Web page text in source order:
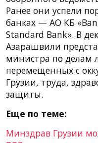
Ранее они успели
банках — АО КБ
Standard Bank». В
Азарашвили
министра по делам
перемещенных с
Грузии, труда,
защиты.
Еще по теме:
Минздрав Грузии